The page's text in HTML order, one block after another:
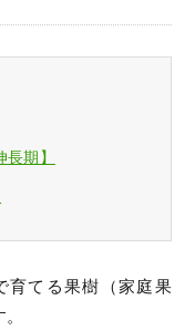
期】
育てる果樹（家庭果